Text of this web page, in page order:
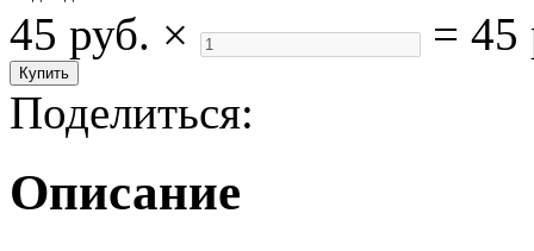
45 руб. × = 45
Поделиться:
Описание